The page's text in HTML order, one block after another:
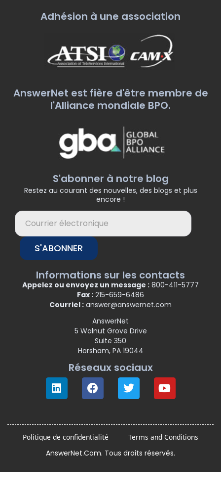
Adhésion à une association
AnswerNet est fière d'être membre de
l'Alliance mondiale BPO.
S'abonner à notre blog
Restez au courant des nouvelles, des blogs et plus
encore !
S'ABONNER
Informations sur les contacts
Appelez ou envoyez un message : 800-411-5777
Fax : 215-659-6486
Courriel : answer@answernet.com
AnswerNet
5 Walnut Grove Drive
Suite 350
Horsham, PA 19044
Réseaux sociaux
Politique de confidentialité Terms and Conditions
AnswerNet.Com. Tous droits réservés.